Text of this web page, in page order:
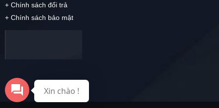
+ Chính sách đổi trả
+ Chính sách bảo mật
Xin chào !